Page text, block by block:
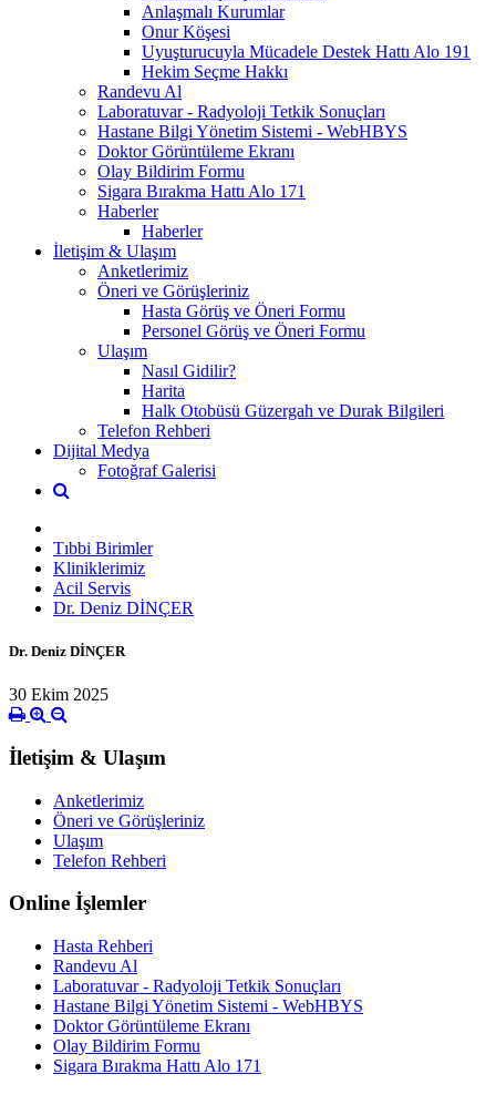
Anlaşmalı Kurumlar
Onur Köşesi
Uyuşturucuyla Mücadele Destek Hattı Alo 191
Hekim Seçme Hakkı
Randevu Al
Laboratuvar - Radyoloji Tetkik Sonuçları
Hastane Bilgi Yönetim Sistemi - WebHBYS
Doktor Görüntüleme Ekranı
Olay Bildirim Formu
Sigara Bırakma Hattı Alo 171
Haberler
Haberler
İletişim & Ulaşım
Anketlerimiz
Öneri ve Görüşleriniz
Hasta Görüş ve Öneri Formu
Personel Görüş ve Öneri Formu
Ulaşım
Nasıl Gidilir?
Harita
Halk Otobüsü Güzergah ve Durak Bilgileri
Telefon Rehberi
Dijital Medya
Fotoğraf Galerisi
Tıbbi Birimler
Kliniklerimiz
Acil Servis
Dr. Deniz DİNÇER
Dr. Deniz DİNÇER
30 Ekim 2025
İletişim & Ulaşım
Anketlerimiz
Öneri ve Görüşleriniz
Ulaşım
Telefon Rehberi
Online İşlemler
Hasta Rehberi
Randevu Al
Laboratuvar - Radyoloji Tetkik Sonuçları
Hastane Bilgi Yönetim Sistemi - WebHBYS
Doktor Görüntüleme Ekranı
Olay Bildirim Formu
Sigara Bırakma Hattı Alo 171